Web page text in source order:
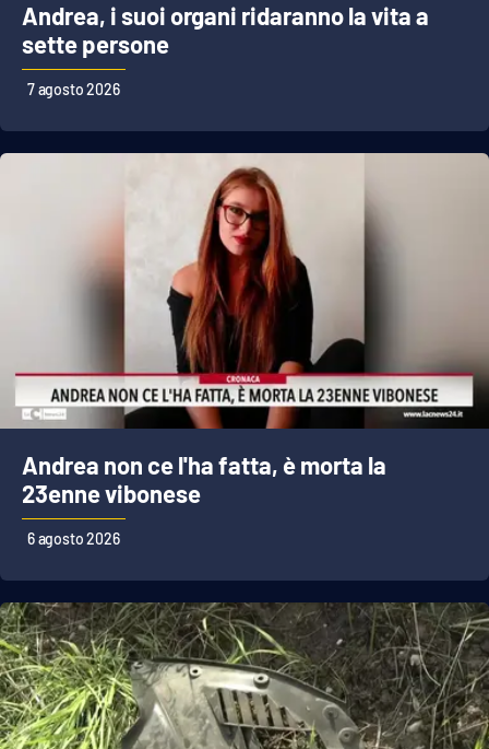
Eventi
Food
Storie
Lacplay.it
Laconair.it
Lacitymag.it
Lacapitalenews.it
Ilreggino.it
Cosenzachannel.it
Ilvibonese.it
Catanzarochannel.it
Andrea, i suoi organi ridaranno la vita a
sette persone
7 agosto 2026
Andrea non ce l'ha fatta, è morta la
23enne vibonese
6 agosto 2026